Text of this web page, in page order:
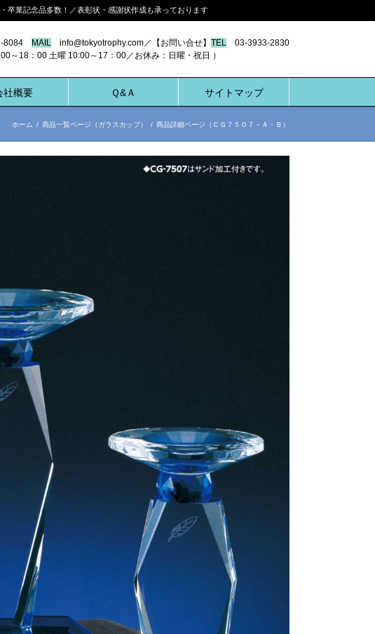
卒業記念品多数！／表彰状・感謝状作成も承っております
8084 MAIL info@tokyotrophy.com／【お問い合せ】 TEL 03-3933-2830
曜 10:00～17：00／お休み：日曜・祝日 ）
社概要 Ｑ&Ａ サイトマップ
ホーム / 商品一覧ページ（ガラスカップ） / 商品詳細ページ（ＣＧ７５０７－Ａ・Ｂ）